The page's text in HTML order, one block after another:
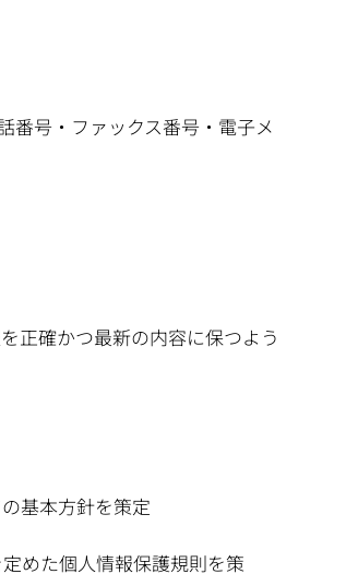
番号・ファックス番号・電子メ
正確かつ最新の内容に保つよう
基本方針を策定
めた個人情報保護規則を策